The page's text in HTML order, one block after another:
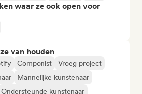
waar ze ook open voor
van houden
Componist
Vroeg project
Mannelijke kunstenaar
Ondersteunde kunstenaar